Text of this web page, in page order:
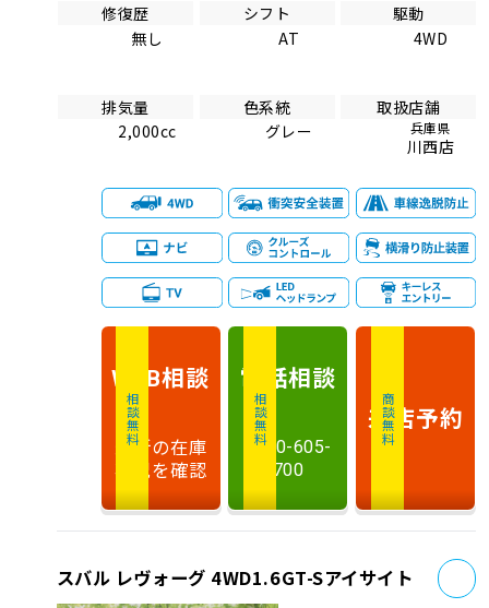
修復歴
無し
シフト
AT
駆動
4WD
排気量
2,000cc
色系統
グレー
取扱店舗
兵庫県
川西店
相談無料
WEB相談
最新の在庫
状況を確認
相談無料
電話相談
0120-605-
700
商談無料
来店予約
スバル レヴォーグ 4WD1.6GT-Sアイサイト